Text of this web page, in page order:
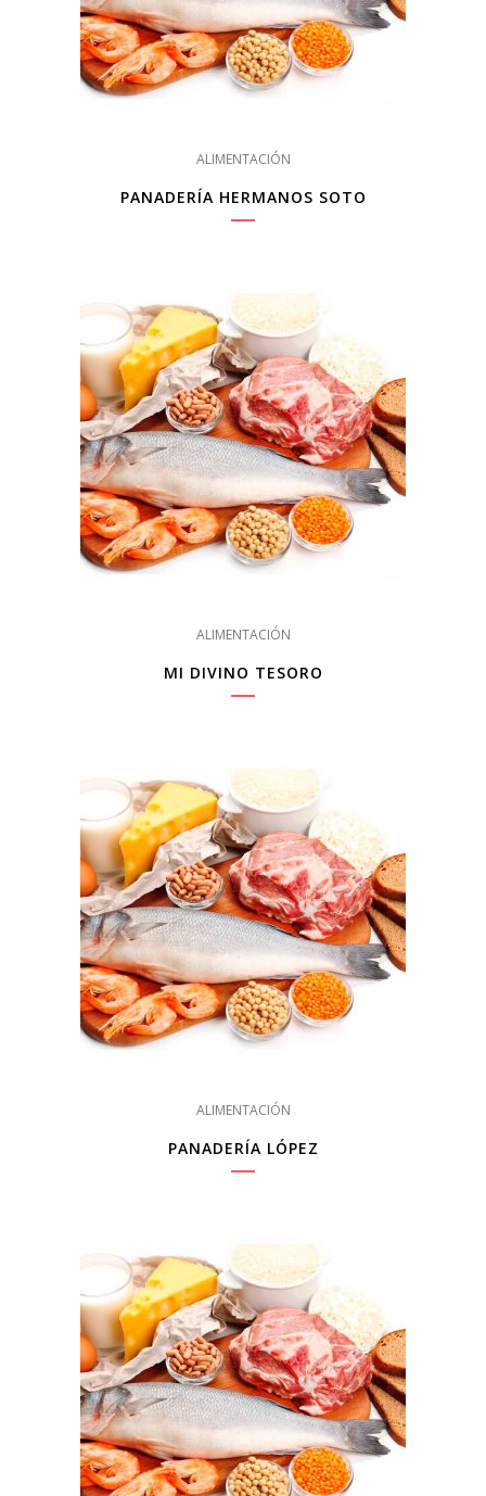
ALIMENTACIÓN
PANADERÍA HERMANOS SOTO
ALIMENTACIÓN
MI DIVINO TESORO
ALIMENTACIÓN
PANADERÍA LÓPEZ